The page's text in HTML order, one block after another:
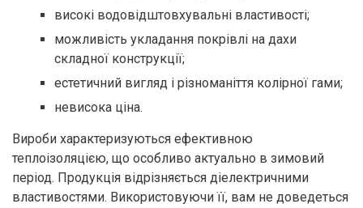
високі водовідштовхувальні властивості;
можливість укладання покрівлі на дахи
складної конструкції;
естетичний вигляд і різноманіття колірної гами;
невисока ціна.
Вироби характеризуються ефективною
теплоізоляцією, що особливо актуально в зимовий
період. Продукція відрізняється діелектричними
властивостями. Використовуючи її, вам не доведеться